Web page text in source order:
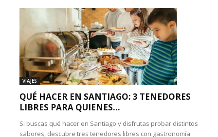
VIAJES
QUÉ HACER EN SANTIAGO: 3 TENEDORES
LIBRES PARA QUIENES...
Si buscas qué hacer en Santiago y disfrutas probar distintos
sabores, descubre tres tenedores libres con gastronomía